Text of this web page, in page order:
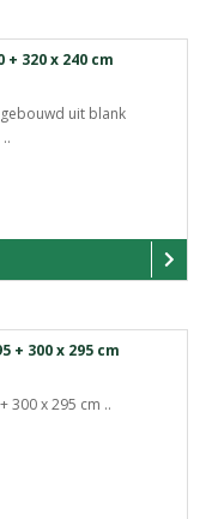
320 x 240 cm
uit blank
+ 300 x 295 cm
300 x 295 cm ..